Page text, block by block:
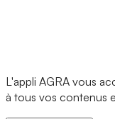
L'appli AGRA vous
à tous vos contenus